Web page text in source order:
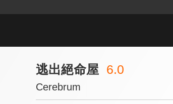
逃出絕命屋 6.0
Cerebrum